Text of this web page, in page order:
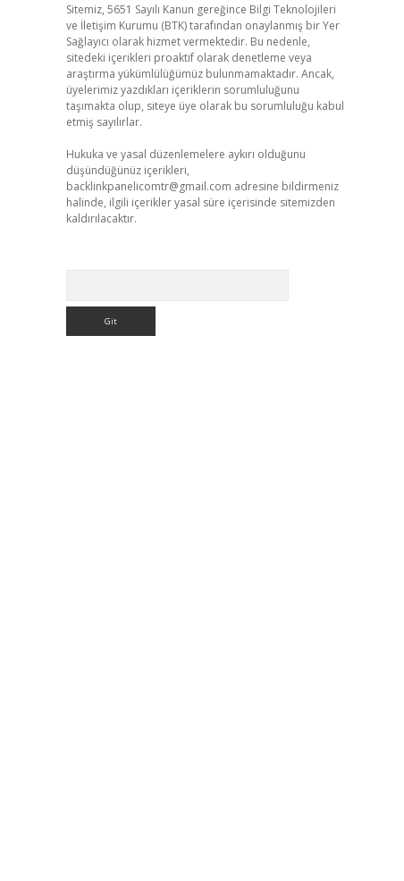
Sitemiz, 5651 Sayılı Kanun gereğince Bilgi Teknolojileri
ve İletişim Kurumu (BTK) tarafından onaylanmış bir Yer
Sağlayıcı olarak hizmet vermektedir. Bu nedenle,
sitedeki içerikleri proaktif olarak denetleme veya
araştırma yükümlülüğümüz bulunmamaktadır. Ancak,
üyelerimiz yazdıkları içeriklerin sorumluluğunu
taşımakta olup, siteye üye olarak bu sorumluluğu kabul
etmiş sayılırlar.
Hukuka ve yasal düzenlemelere aykırı olduğunu
düşündüğünüz içerikleri,
backlinkpanelicomtr@gmail.com adresine bildirmeniz
halinde, ilgili içerikler yasal süre içerisinde sitemizden
kaldırılacaktır.